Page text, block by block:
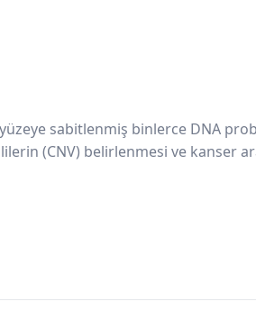
sabitlenmiş binlerce DNA
(CNV) belirlenmesi ve kanser